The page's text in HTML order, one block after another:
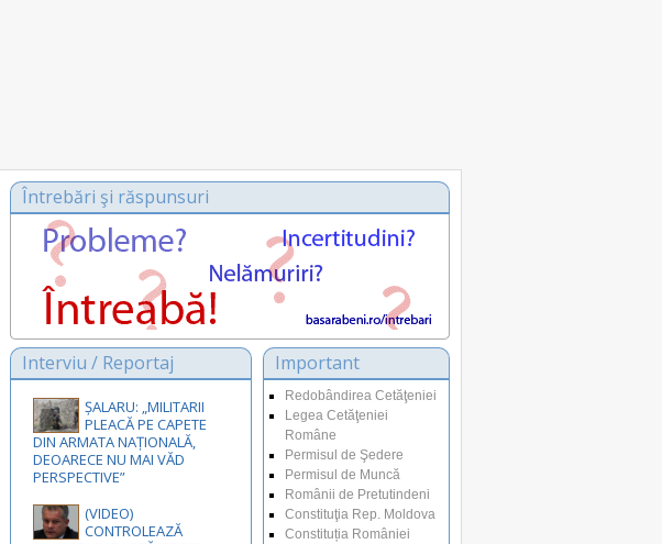
Întrebări şi răspunsuri
Important
Redobândirea Cetăţeniei
Legea Cetăţeniei
Române
Permisul de Şedere
Permisul de Muncă
Românii de Pretutindeni
Constituţia Rep. Moldova
Constituția României
Interviu / Reportaj
ȘALARU: „MILITARII
PLEACĂ PE CAPETE
DIN ARMATA NAȚIONALĂ,
DEOARECE NU MAI VĂD
PERSPECTIVE”
(VIDEO)
CONTROLEAZĂ